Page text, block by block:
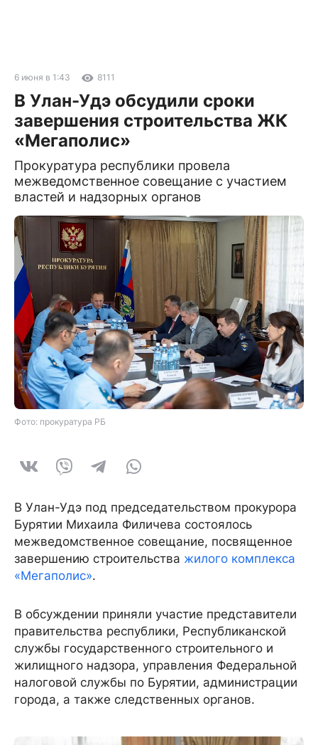
6 июня в 1:43 8111
В Улан-Удэ обсудили сроки
завершения строительства ЖК
«Мегаполис»
Прокуратура республики провела
межведомственное совещание с участием
властей и надзорных органов
Фото: прокуратура РБ
В Улан-Удэ под председательством прокурора
Бурятии Михаила Филичева состоялось
межведомственное совещание, посвященное
завершению строительства жилого комплекса
«Мегаполис».
В обсуждении приняли участие представители
правительства республики, Республиканской
службы государственного строительного и
жилищного надзора, управления Федеральной
налоговой службы по Бурятии, администрации
города, а также следственных органов.